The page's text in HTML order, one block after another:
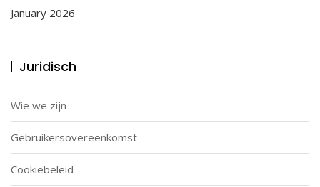
January 2026
Juridisch
Wie we zijn
Gebruikersovereenkomst
Cookiebeleid